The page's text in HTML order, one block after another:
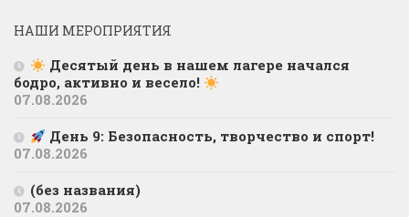
НАШИ МЕРОПРИЯТИЯ
Десятый день в нашем лагере начался
бодро, активно и весело!
07.08.2026
День 9: Безопасность, творчество и спорт!
07.08.2026
(без названия)
07.08.2026